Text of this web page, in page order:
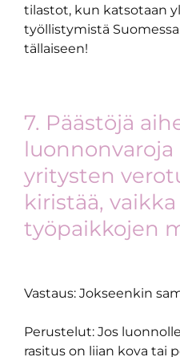
tilastot, kun katsotaan
työllistymistä
tällaiseen!
7. Päästöjä
yritysten
kiristää,
työpaikkojen
Vastaus: Jokseenkin
Perustelut: Jos
rasitus on liian kova tai